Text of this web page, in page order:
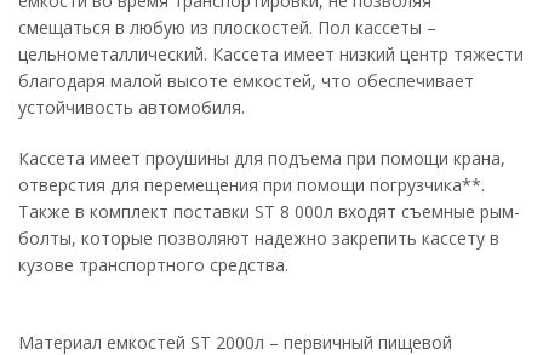
смещаться в любую из плоскостей. Пол кассеты –
цельнометаллический. Кассета имеет низкий центр тяжести
благодаря малой высоте емкостей, что обеспечивает
устойчивость автомобиля.
Кассета имеет проушины для подъема при помощи крана,
отверстия для перемещения при помощи погрузчика**.
Также в комплект поставки ST 8 000л входят съемные рым-
болты, которые позволяют надежно закрепить кассету в
кузове транспортного средства.
Материал емкостей ST 2000л – первичный пищевой